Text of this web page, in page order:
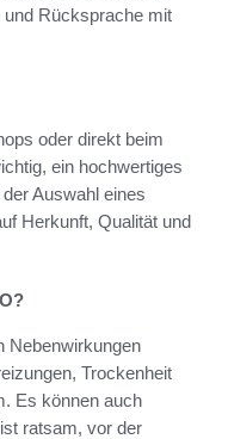
und Rücksprache mit
oder direkt beim
ein hochwertiges
Auswahl eines
Herkunft, Qualität und
Nebenwirkungen
Trockenheit
Es können auch
ratsam, vor der